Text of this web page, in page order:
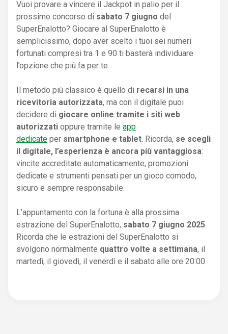
Vuoi provare a vincere il Jackpot in palio per il
prossimo concorso di sabato 7 giugno del
SuperEnalotto? Giocare al SuperEnalotto è
semplicissimo, dopo aver scelto i tuoi sei numeri
fortunati compresi tra 1 e 90 ti basterà individuare
l’opzione che più fa per te.
Il metodo più classico è quello di recarsi in una
ricevitoria autorizzata, ma con il digitale puoi
decidere di giocare online tramite i siti web
autorizzati oppure tramite le app
dedicate per smartphone e tablet . Ricorda, se scegli
il digitale, l’esperienza è ancora più vantaggiosa:
vincite accreditate automaticamente, promozioni
dedicate e strumenti pensati per un gioco comodo,
sicuro e sempre responsabile.
L’appuntamento con la fortuna è alla prossima
estrazione del SuperEnalotto, sabato 7 giugno 2025
Ricorda che le estrazioni del SuperEnalotto si
svolgono normalmente quattro volte a settimana, il
martedì, il giovedì, il venerdì e il sabato alle ore 20:00.